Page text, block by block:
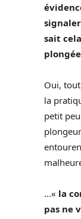
sait
Oui,
la
petit
…« la
pas ne